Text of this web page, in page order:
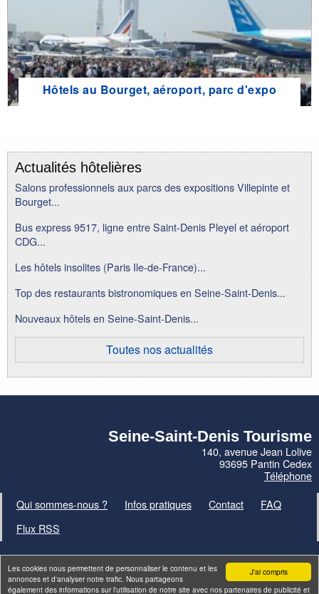
J'ai compris
Les cookies nous permettent de personnaliser le contenu et les
annonces et d'analyser notre trafic. Nous partageons
également des informations sur l'utilisation de notre site avec nos partenaires de publicité et
Hôtels au Bourget, aéroport, parc d'expo
Actualités hôtelières
Salons professionnels aux parcs des expositions Villepinte et
Bourget...
Bus express 9517, ligne entre Saint-Denis Pleyel et aéroport
CDG...
Les hôtels insolites (Paris Ile-de-France)...
Top des restaurants bistronomiques en Seine-Saint-Denis...
Nouveaux hôtels en Seine-Saint-Denis...
Toutes nos actualités
Seine-Saint-Denis Tourisme
140, avenue Jean Lolive
93695 Pantin Cedex
Téléphone
Qui sommes-nous ?
Infos pratiques Contact
FAQ
Flux RSS